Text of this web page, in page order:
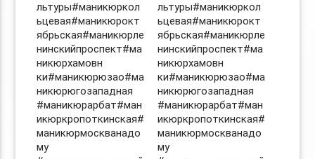
льтуры#маникюркол
ьцевая#маникюрокт
ябрьская#маникюрле
нинскийпроспект#ма
никюрхамовн
ки#маникюрюзао#ма
никюрюгозападная
#маникюрарбат#ман
икюркропоткинская#
маникюрмоскванадо
му
льтуры#маникюркол
ьцевая#маникюрокт
ябрьская#маникюрле
нинскийпроспект#ма
никюрхамовн
ки#маникюрюзао#ма
никюрюгозападная
#маникюрарбат#ман
икюркропоткинская#
маникюрмоскванадо
му